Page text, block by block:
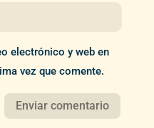
electrónico y web en
vez que comente.